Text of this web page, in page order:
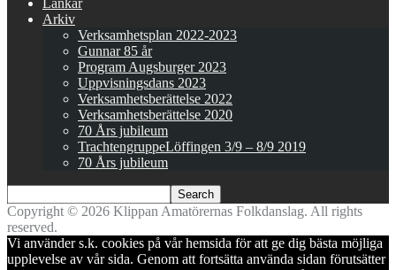
Arkiv
Verksamhetsplan 2022-2023
Gunnar 85 år
Program Augsburger 2023
Uppvisningsdans 2023
Verksamhetsberättelse 2022
Verksamhetsberättelse 2020
70 Års jubileum
TrachtengruppeLöffingen 3/9 – 8/9 2019
70 Års jubileum
Copyright © 2026 Klippan Amatörernas Folkdanslag. All rights
reserved.
Vi använder s.k. cookies på vår hemsida för att ge dig bästa möjliga
upplevelse av vår sida. Genom att fortsätta använda sidan förutsätter